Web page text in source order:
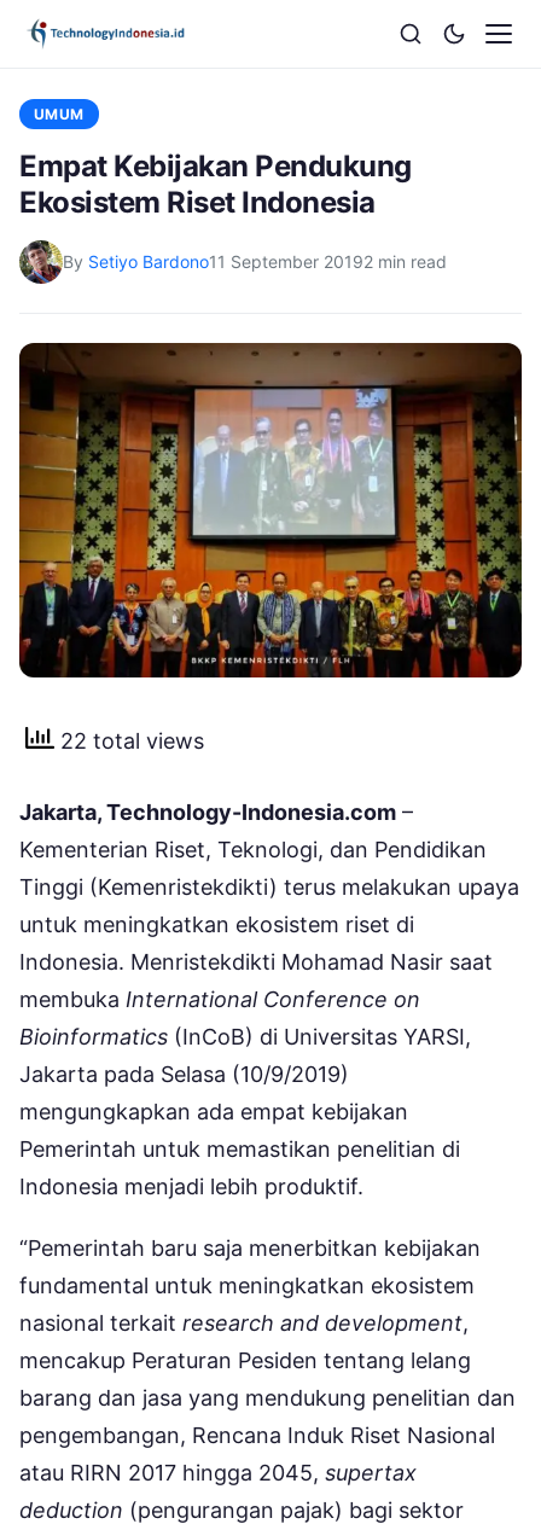
UMUM
Empat Kebijakan Pendukung
Ekosistem Riset Indonesia
By Setiyo Bardono11 September 20192 min read
22 total views
Jakarta, Technology-Indonesia.com –
Kementerian Riset, Teknologi, dan Pendidikan
Tinggi (Kemenristekdikti) terus melakukan upaya
untuk meningkatkan ekosistem riset di
Indonesia. Menristekdikti Mohamad Nasir saat
membuka International Conference on
Bioinformatics (InCoB) di Universitas YARSI,
Jakarta pada Selasa (10/9/2019)
mengungkapkan ada empat kebijakan
Pemerintah untuk memastikan penelitian di
Indonesia menjadi lebih produktif.
“Pemerintah baru saja menerbitkan kebijakan
fundamental untuk meningkatkan ekosistem
nasional terkait research and development,
mencakup Peraturan Pesiden tentang lelang
barang dan jasa yang mendukung penelitian dan
pengembangan, Rencana Induk Riset Nasional
atau RIRN 2017 hingga 2045, supertax
deduction (pengurangan pajak) bagi sektor